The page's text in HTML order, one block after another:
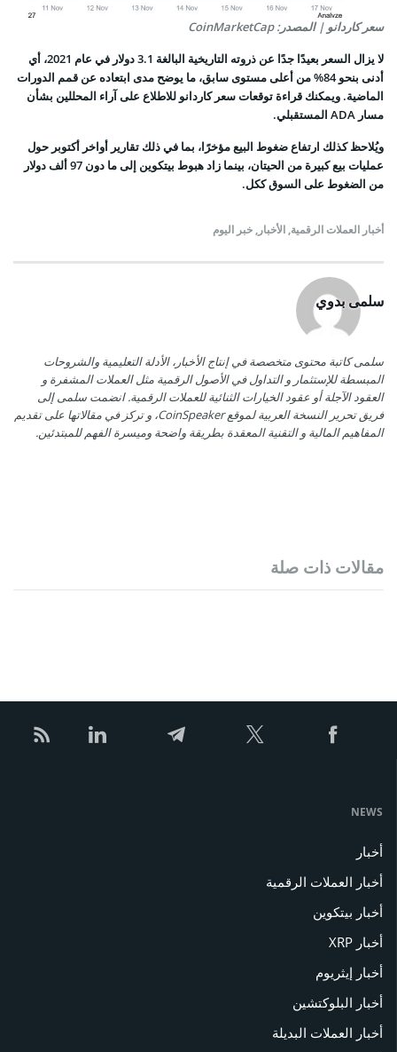
سعر كاردانو | المصدر: CoinMarketCap
لا يزال السعر بعيدًا جدًا عن ذروته التاريخية البالغة 3.1 دولار في عام 2021، أي
أدنى بنحو 84% من أعلى مستوى سابق، ما يوضح مدى ابتعاده عن قمم الدورات
الماضية. ويمكنك قراءة توقعات سعر كاردانو للاطلاع على آراء المحللين بشأن
مسار ADA المستقبلي.
ويُلاحظ كذلك ارتفاع ضغوط البيع مؤخرًا، بما في ذلك تقارير أواخر أكتوبر حول
عمليات بيع كبيرة من الحيتان، بينما زاد هبوط بيتكوين إلى ما دون 97 ألف دولار
من الضغوط على السوق ككل.
أخبار العملات الرقمية, الأخبار, خبر اليوم
سلمى بدوي
سلمى كاتبة محتوى متخصصة في إنتاج الأخبار، الأدلة التعليمية والشروحات
المبسطة للإستثمار و التداول في الأصول الرقمية مثل العملات المشفرة و
العقود الآجلة أو عقود الخيارات الثنائية للعملات الرقمية. انضمت سلمى إلى
فريق تحرير النسخة العربية لموقع CoinSpeaker، و تركز في مقالاتها على تقديم
المفاهيم المالية و التقنية المعقدة بطريقة واضحة وميسرة الفهم للمبتدئين.
مقالات ذات صلة
NEWS
أخبار
أخبار العملات الرقمية
أخبار بيتكوين
أخبار XRP
أخبار إيثريوم
أخبار البلوكتشين
أخبار العملات البديلة